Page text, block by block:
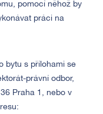
pomocí něhož by
práci na
bytu s přílohami se
právní odbor,
Praha 1, nebo v